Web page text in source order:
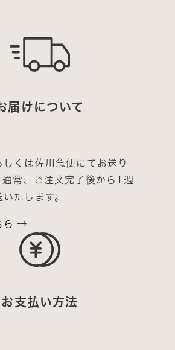
届けについて
しくは佐川急便にてお送り
通常、ご注文完了後から1週
たします。
ら
お支払い方法